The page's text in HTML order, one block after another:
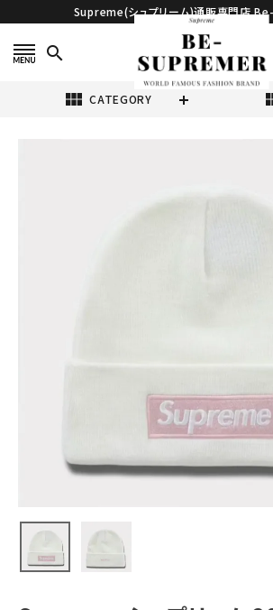
Supreme(シュプリーム)通販専門店
search
view_module CATEGORY
Tシャツ・ロングスリーブ
パーカー・トレーナー